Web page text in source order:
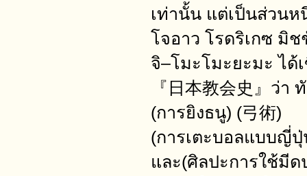
เท่านั้น แต่เป็นส่วน
โจอาว โรดริเกซ มิ
จิ–โมะโมะยะมะ ได้
『日本教会史』ว่
(การยิงธนู) (弓術)
(การเตะบอลแบบญี่ปุ่
และ(ศิลปะการใช้มีด